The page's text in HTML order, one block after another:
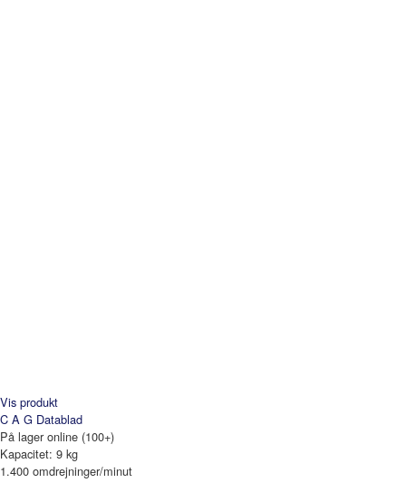
Vis produkt
C A G Datablad
På lager online (100+)
Kapacitet: 9 kg
1.400 omdrejninger/minut